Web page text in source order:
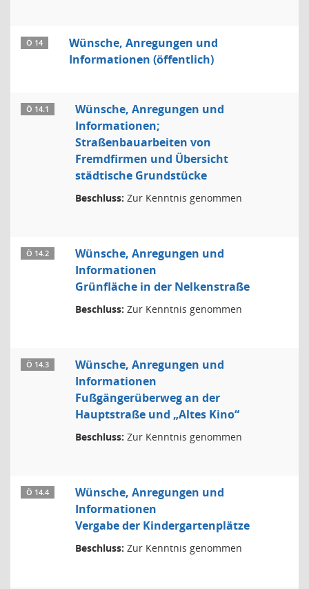
Ö 14
Wünsche, Anregungen und
Informationen (öffentlich)
Ö 14.1
Wünsche, Anregungen und
Informationen;
Straßenbauarbeiten von
Fremdfirmen und Übersicht
städtische Grundstücke
Beschluss: Zur Kenntnis genommen
Ö 14.2
Wünsche, Anregungen und
Informationen
Grünfläche in der Nelkenstraße
Beschluss: Zur Kenntnis genommen
Ö 14.3
Wünsche, Anregungen und
Informationen
Fußgängerüberweg an der
Hauptstraße und „Altes Kino“
Beschluss: Zur Kenntnis genommen
Ö 14.4
Wünsche, Anregungen und
Informationen
Vergabe der Kindergartenplätze
Beschluss: Zur Kenntnis genommen